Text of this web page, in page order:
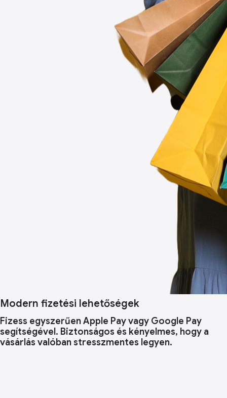
Modern fizetési lehetőségek
Fizess egyszerűen Apple Pay vagy Google Pay
segítségével. Biztonságos és kényelmes, hogy a
vásárlás valóban stresszmentes legyen.